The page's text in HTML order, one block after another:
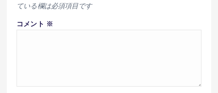
ている欄は必須項目です
コメント ※